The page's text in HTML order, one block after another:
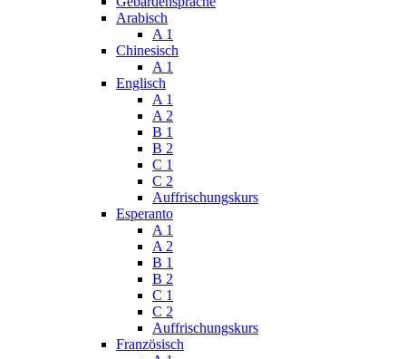
Arabisch
A 1
Chinesisch
A 1
Englisch
A 1
A 2
B 1
B 2
C 1
C 2
Auffrischungskurs
Esperanto
A 1
A 2
B 1
B 2
C 1
C 2
Auffrischungskurs
Französisch